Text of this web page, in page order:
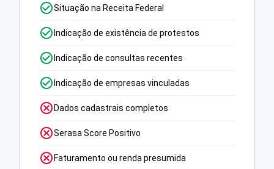
Situação na Receita Federal
Indicação de existência de protestos
Indicação de consultas recentes
Indicação de empresas vinculadas
Dados cadastrais completos
Serasa Score Positivo
Faturamento ou renda presumida